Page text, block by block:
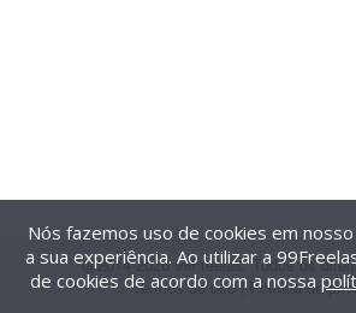
@2014-2026 99Freelas. Todos os
Termos de uso| Política de
Nós fazemos uso de cookies em
a sua experiência. Ao utilizar a
de cookies de acordo com a nossa